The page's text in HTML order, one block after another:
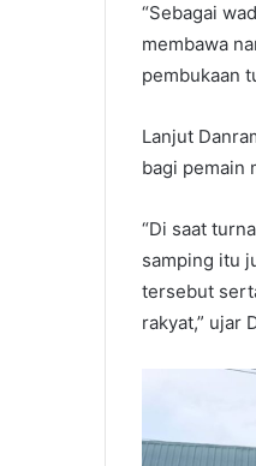
“Sebagai
membawa
pembukaan
Lanjut
bagi pemain
“Di saat
samping itu
tersebut
rakyat,” ujar